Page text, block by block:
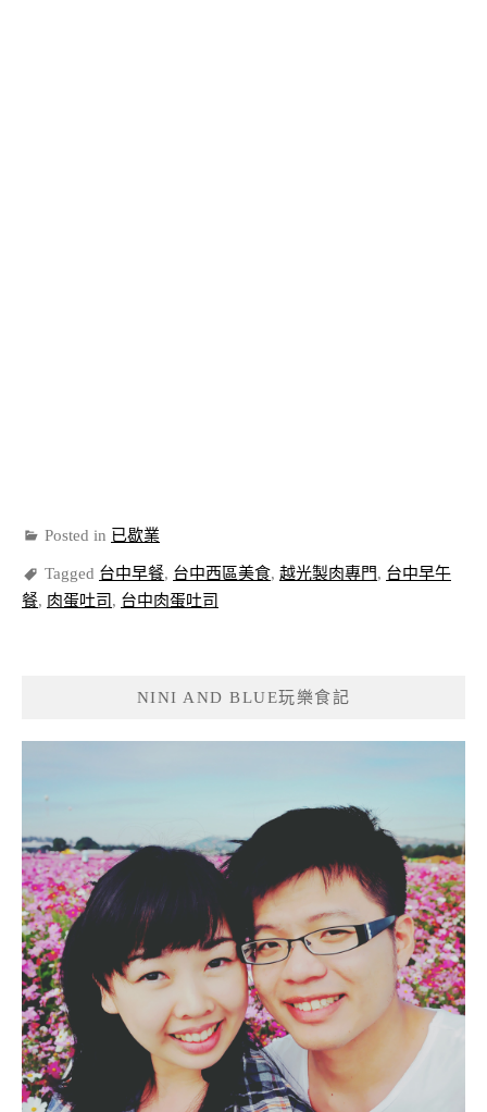
Posted in 已歇業
Tagged 台中早餐, 台中西區美食, 越光製肉專門, 台中早午
餐, 肉蛋吐司 , 台中肉蛋吐司
NINI AND BLUE玩樂食記